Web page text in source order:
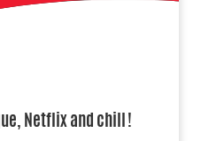
Netflix and chill !